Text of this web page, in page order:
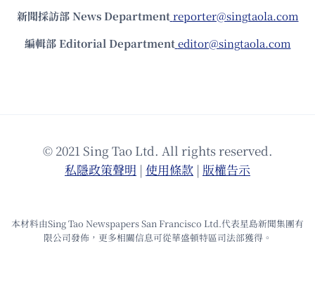
新聞採訪部 News Department reporter@singtaola.com
編輯部 Editorial Department editor@singtaola.com
© 2021 Sing Tao Ltd. All rights reserved.
私隱政策聲明 | 使⽤條款 | 版權告⽰
本材料由Sing Tao Newspapers San Francisco Ltd.代表星島新聞集團有
限公司發佈，更多相關信息可從華盛頓特區司法部獲得。